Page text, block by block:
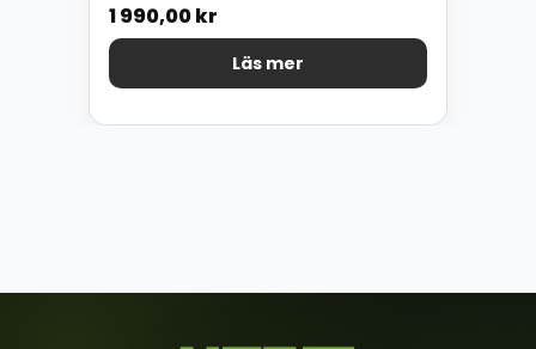
1 990,00kr
Läs mer